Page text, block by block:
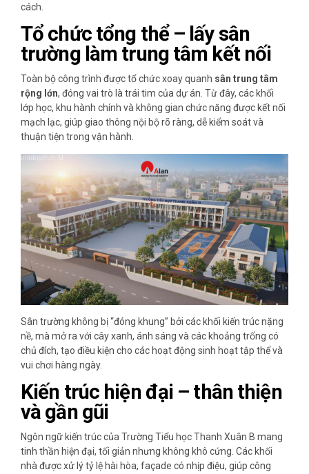
cách.
Tổ chức tổng thể – lấy sân
trường làm trung tâm kết nối
Toàn bộ công trình được tổ chức xoay quanh sân trung tâm
rộng lớn, đóng vai trò là trái tim của dự án. Từ đây, các khối
lớp học, khu hành chính và không gian chức năng được kết nối
mạch lạc, giúp giao thông nội bộ rõ ràng, dễ kiểm soát và
thuận tiện trong vận hành.
Sân trường không bị “đóng khung” bởi các khối kiến trúc nặng
nề, mà mở ra với cây xanh, ánh sáng và các khoảng trống có
chủ đích, tạo điều kiện cho các hoạt động sinh hoạt tập thể và
vui chơi hàng ngày.
Kiến trúc hiện đại – thân thiện
và gần gũi
Ngôn ngữ kiến trúc của Trường Tiểu học Thanh Xuân B mang
tinh thần hiện đại, tối giản nhưng không khô cứng. Các khối
nhà được xử lý tỷ lệ hài hòa, façade có nhịp điệu, giúp công